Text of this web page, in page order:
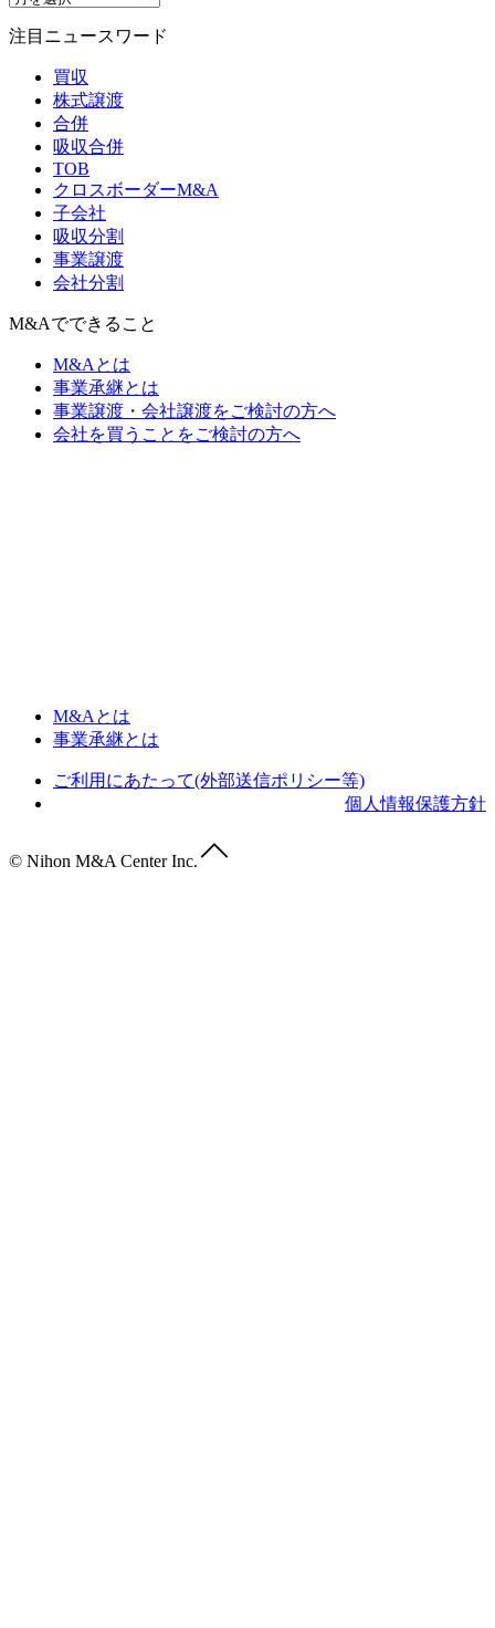
注目ニュースワード
買収
株式譲渡
合併
吸収合併
TOB
クロスボーダーM&A
子会社
吸収分割
事業譲渡
会社分割
M&Aでできること
M&Aとは
事業承継とは
事業譲渡・会社譲渡をご検討の方へ
会社を買うことをご検討の方へ
M&Aとは
事業承継とは
ご利用にあたって(外部送信ポリシー等)
個人情報保護方針
© Nihon M&A Center Inc.